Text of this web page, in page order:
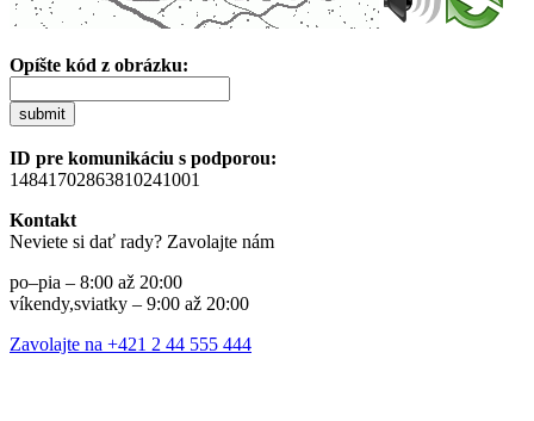
Opíšte kód z obrázku:
submit
ID pre komunikáciu s podporou:
14841702863810241001
Kontakt
Neviete si dať rady? Zavolajte nám
po–pia – 8:00 až 20:00
víkendy,sviatky – 9:00 až 20:00
Zavolajte na +421 2 44 555 444